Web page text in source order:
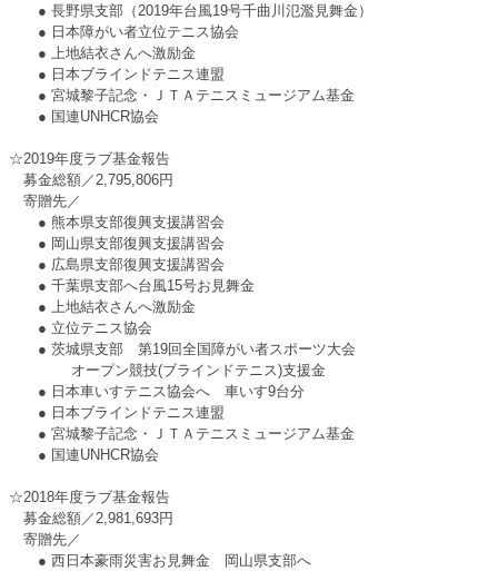
● 長野県支部（2019年台風19号千曲川氾濫見舞金）
● 日本障がい者立位テニス協会
● 上地結衣さんへ激励金
● 日本ブラインドテニス連盟
● 宮城黎子記念・ＪＴＡテニスミュージアム基金
● 国連UNHCR協会
☆2019年度ラブ基金報告
募金総額／2,795,806円
寄贈先／
● 熊本県支部復興支援講習会
● 岡山県支部復興支援講習会
● 広島県支部復興支援講習会
● 千葉県支部へ台風15号お見舞金
● 上地結衣さんへ激励金
● 立位テニス協会
● 茨城県支部 第19回全国障がい者スポーツ大会
オープン競技(ブラインドテニス)支援金
● 日本車いすテニス協会へ 車いす9台分
● 日本ブラインドテニス連盟
● 宮城黎子記念・ＪＴＡテニスミュージアム基金
● 国連UNHCR協会
☆2018年度ラブ基金報告
募金総額／2,981,693円
寄贈先／
● 西日本豪雨災害お見舞金 岡山県支部へ